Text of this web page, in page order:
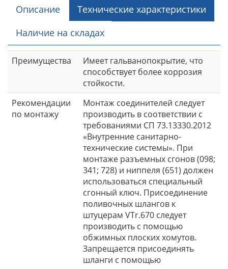
Описание
Технические характеристики
Наличие на складах
Преимущества
Имеет гальванопокрытие, что
способствует более коррозия
стойкости.
Рекомендации
по монтажу
Монтаж соединителей следует
производить в соответствии с
требованиями СП 73.13330.2012
«Внутренние санитарно-
технические системы». При
монтаже разъемных сгонов (098;
341; 728) и ниппеля (651) должен
использоваться специальный
сгонный ключ. Присоединение
поливочных шлангов к
штуцерам VTr.670 следует
производить с помощью
обжимных плоских хомутов.
Запрещается присоединять
шланги с помощью